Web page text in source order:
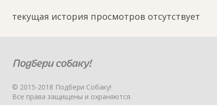
текущая история просмотров отсутствует
© 2015-2018 Подбери Собаку!
Все права защищены и охраняются.